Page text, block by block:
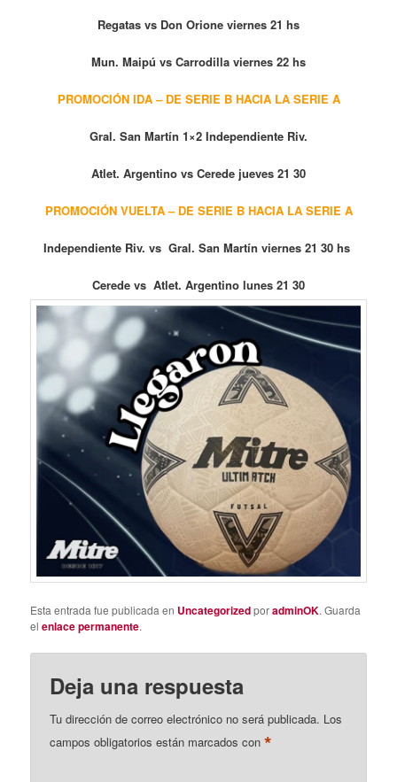
Regatas vs Don Orione viernes 21 hs
Mun. Maipú vs Carrodilla viernes 22 hs
PROMOCIÓN IDA – DE SERIE B HACIA LA SERIE A
Gral. San Martín 1×2 Independiente Riv.
Atlet. Argentino vs Cerede jueves 21 30
PROMOCIÓN VUELTA – DE SERIE B HACIA LA SERIE A
Independiente Riv. vs Gral. San Martín viernes 21 30 hs
Cerede vs Atlet. Argentino lunes 21 30
Esta entrada fue publicada en UncategorizedporadminOK. Guarda
elenlace permanente.
Deja una respuesta
Tu dirección de correo electrónico no será publicada. Los
campos obligatorios están marcados con*